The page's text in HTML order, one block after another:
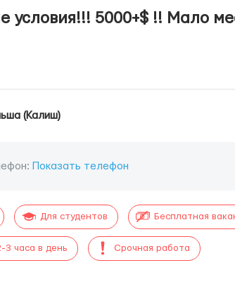
условия!!! 5000+$ !! Мало
(Калиш)
Показать телефон
Для студентов Бесплатная
3 часа в день Срочная работа